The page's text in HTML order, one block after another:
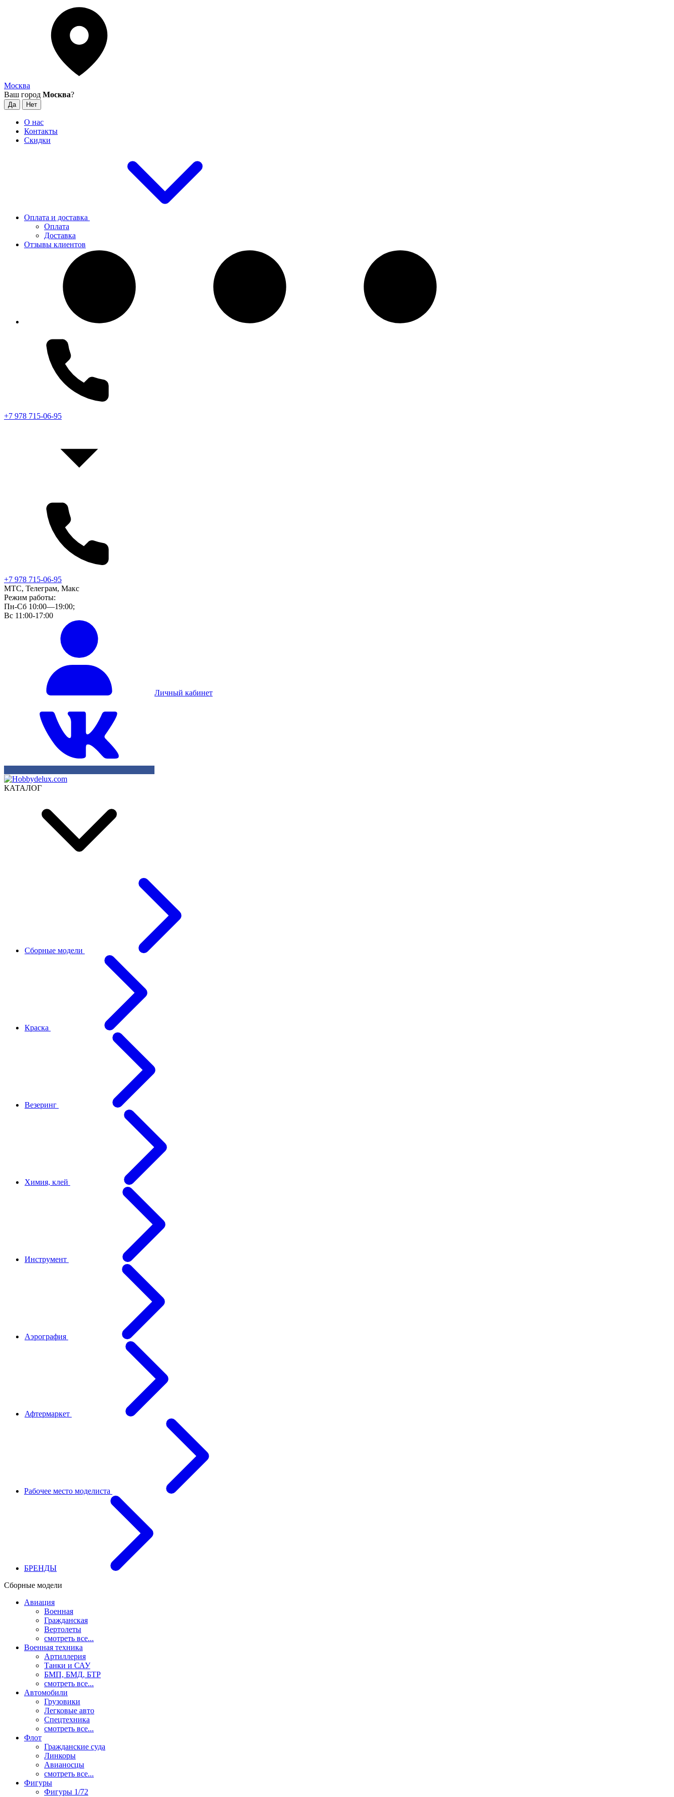
Москва
Ваш город Москва?
О нас
Контакты
Скидки
Оплата и доставка
Оплата
Доставка
Отзывы клиентов
+7 978 715-06-95
+7 978 715-06-95
МТС, Телеграм, Макс
Режим работы:
Пн-Сб 10:00—19:00;
Вс 11:00-17:00
Личный кабинет
КАТАЛОГ
Сборные модели
Краска
Везеринг
Химия, клей
Инструмент
Аэрография
Афтермаркет
Рабочее место моделиста
БРЕНДЫ
Сборные модели
Авиация
Военная
Гражданская
Вертолеты
смотреть все...
Военная техника
Артиллерия
Танки и САУ
БМП, БМД, БТР
смотреть все...
Автомобили
Грузовики
Легковые авто
Спецтехника
смотреть все...
Флот
Гражданские суда
Линкоры
Авианосцы
смотреть все...
Фигуры
Фигуры 1/72